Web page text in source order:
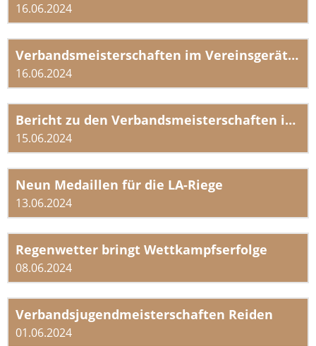
16.06.2024
Verbandsmeisterschaften im Vereinsgeräteturnen Jugend in Neuenkirch
16.06.2024
Bericht zu den Verbandsmeisterschaften im Geräteturnen in Neuenkirch
15.06.2024
Neun Medaillen für die LA-Riege
13.06.2024
Regenwetter bringt Wettkampfserfolge
08.06.2024
Verbandsjugendmeisterschaften Reiden
01.06.2024